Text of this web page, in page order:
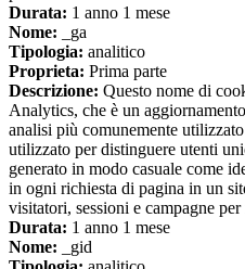
Durata: 1 anno 1 mese
Nome: _ga
Tipologia: analitico
Proprieta: Prima parte
Descrizione: Questo nome di
Analytics, che è un
analisi più comunemente
utilizzato per distinguere utenti
generato in modo casuale come
in ogni richiesta di pagina in un
visitatori, sessioni e campagne
Durata: 1 anno 1 mese
Nome: _gid